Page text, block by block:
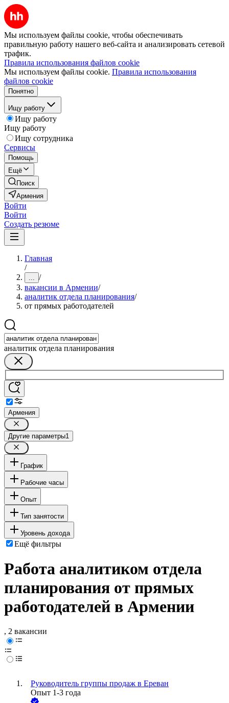
Мы используем файлы cookie, чтобы обеспечивать
правильную работу нашего веб-сайта и анализировать сетевой
трафик.
Правила использования файлов cookie
Мы используем файлы cookie. Правила использования
файлов cookie
Понятно
Ищу работу
Ищу работу
Ищу работу
Ищу сотрудника
Сервисы
Помощь
Ещё
Поиск
Армения
Войти
Войти
Создать резюме
Главная
/
... /
вакансии в Армении/
аналитик отдела планирования/
от прямых работодателей
аналитик отдела планирования
Армения
Другие параметры1
График
Рабочие часы
Опыт
Тип занятости
Уровень дохода
Ещё фильтры
Работа аналитиком отдела
планирования от прямых
работодателей в Армении
, 2 вакансии
Руководитель группы продаж в Ереван
Опыт 1-3 года